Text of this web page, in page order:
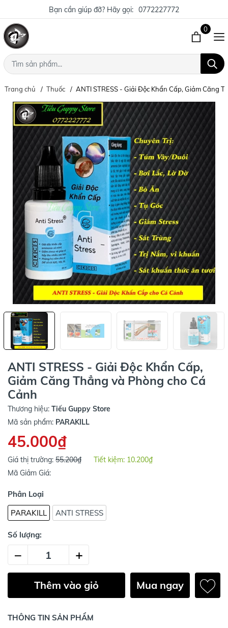
Bạn cần giúp đỡ? Hãy gọi: 0772227772
0
Trang chủ Thuốc ANTI STRESS - Giải Độc Khẩn Cấp, Giảm Căng
ANTI STRESS - Giải Độc Khẩn Cấp,
Giảm Căng Thẳng và Phòng cho Cá
Cảnh
Thương hiệu: Tiếu Guppy Store
Mã sản phẩm: PARAKILL
45.000₫
Giá thị trường: 55.200₫ Tiết kiệm: 10.200₫
Mã Giảm Giá:
Phân Loại
PARAKILL
ANTI STRESS
Số lượng:
– +
Thêm vào giỏ Mua ngay
THÔNG TIN SẢN PHẨM